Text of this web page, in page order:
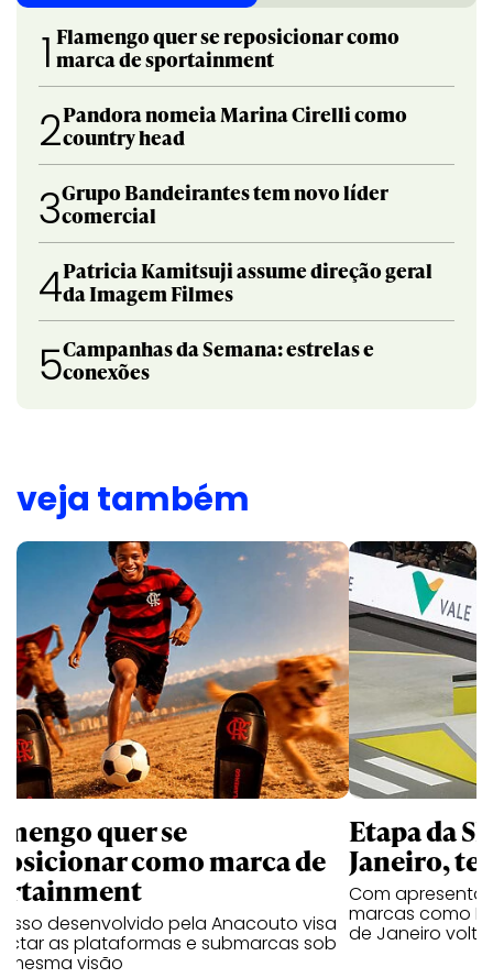
1 Flamengo quer se reposicionar como
marca de sportainment
2Pandora nomeia Marina Cirelli como
country head
3Grupo Bandeirantes tem novo líder
comercial
4Patricia Kamitsuji assume direção geral
da Imagem Filmes
5Campanhas da Semana: estrelas e
conexões
veja também
quer se
como marca de
desenvolvido pela Anacouto visa
as plataformas e submarcas sob
mesma visão
Etapa da
Janeiro,
Com
marcas como
de Janeiro